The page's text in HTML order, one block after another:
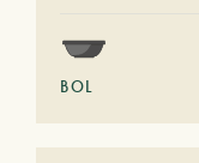
BOL